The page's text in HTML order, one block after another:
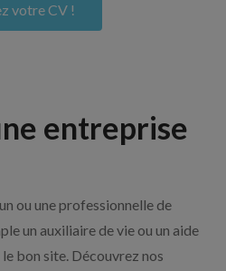
votre CV !
entreprise
ou une professionnelle de
un auxiliaire de vie ou un aide
bon site. Découvrez nos